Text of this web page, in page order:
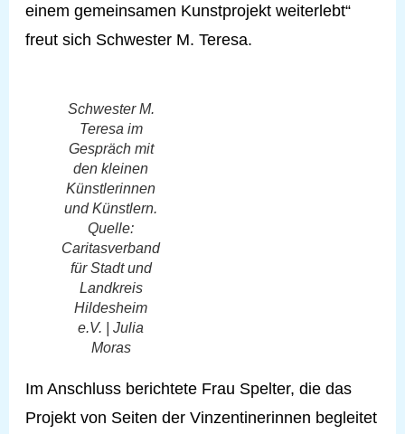
einem gemeinsamen Kunstprojekt weiterlebt“
freut sich Schwester M. Teresa.
Schwester M.
Teresa im
Gespräch mit
den kleinen
Künstlerinnen
und Künstlern.
Quelle:
Caritasverband
für Stadt und
Landkreis
Hildesheim
e.V. | Julia
Moras
Im Anschluss berichtete Frau Spelter, die das
Projekt von Seiten der Vinzentinerinnen begleitet